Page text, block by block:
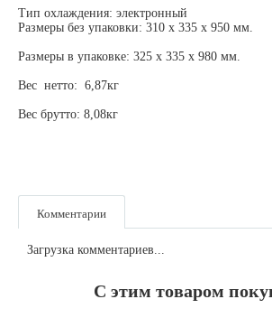
Тип охлаждения: электронный
Размеры без упаковки: 310 х 335 х 950 мм.
Размеры в упаковке: 325 х 335 х 980 мм.
Вес нетто: 6,87кг
Вес брутто: 8,08кг
Комментарии
Загрузка комментариев...
С этим товаром